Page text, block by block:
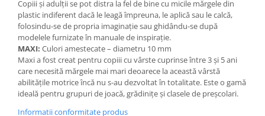
Perceperea timpului - TimeTimer
Stimulare senzoriala
Stimulare auditiva
Stimulare olfactivă
Stimulare tactila
Stimulare vizuala
Copiii și adulții se pot distra la fel de bine cu micile mărgele din
plastic indiferent dacă le leagă împreuna, le aplică sau le calcă,
folosindu-se de propria imaginație sau ghidându-se după
modelele furnizate în manuale de inspirație.
MAXI: Culori amestecate – diametru 10 mm
Maxi a fost creat pentru copiii cu vârste cuprinse între 3 și 5 ani
care necesită mărgele mai mari deoarece la această vârstă
abilitățile motrice încă nu s-au dezvoltat în totalitate. Este o gamă
ideală pentru grupuri de joacă, grădinițe și clasele de preșcolari.
Informatii conformitate produs